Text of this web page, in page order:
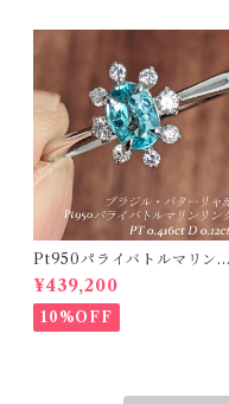
Pt950パライバトルマリンリ
ング ブラジル・バターリャ産
パライバトルマリン 0.416ct
ダイヤモンド 0.12ct【PRO2
07538】
¥439,200
10%OFF